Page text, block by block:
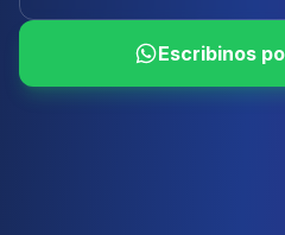
Escribinos